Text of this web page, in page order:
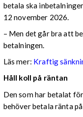
betala ska
12 november 2026.
– Men det går bra att
betalningen.
Läs mer: Kraftig
Håll koll på räntan
Den som har betalat
behöver betala ränta